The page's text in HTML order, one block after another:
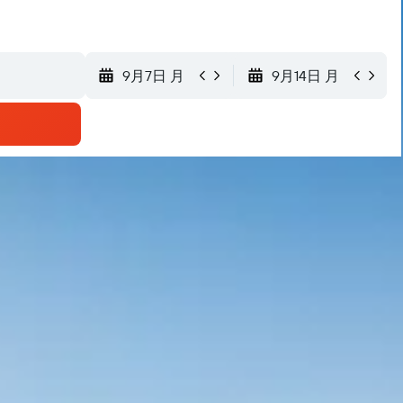
9月7日 月 9月14日 月